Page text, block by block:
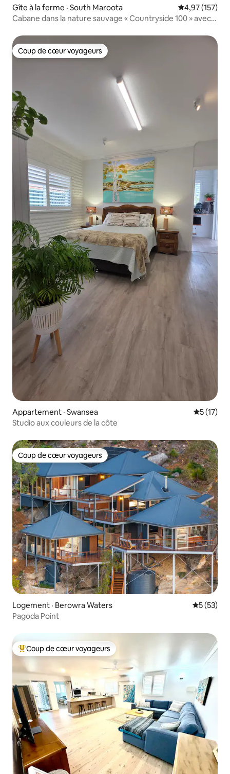
Gîte à la ferme · South Maroota Note
4,97 (157)
Cabane dans la nature sauvage « Countryside 100 » avec
Coup de cœur voyageurs
Coup de cœur voyageurs
Appartement · Swansea Note
5 (17)
Studio aux couleurs de la côte
Coup de cœur voyageurs
Coup de cœur voyageurs
Logement · Berowra Waters Note
5 (53)
Pagoda Point
Coup de cœur voyageurs parmi les plus aimés
Coup de cœur voyageurs